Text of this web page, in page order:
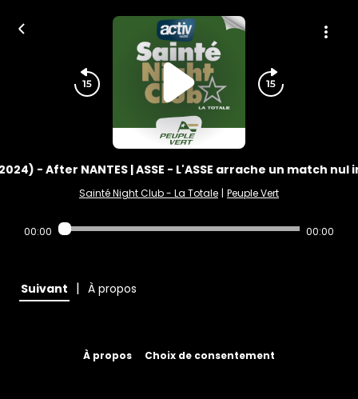
- After NANTES | ASSE - L'ASSE arrache un match nul
Sainté Night Club - La Totale | Peuple Vert
00:00 00:00
Suivant | À propos
À propos Choix de consentement